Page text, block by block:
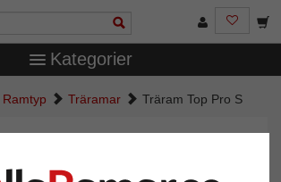
Kategorier
Ramtyp Träramar Träram Top Pro S
Pro S